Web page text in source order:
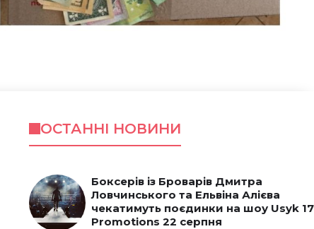
ОСТАННІ НОВИНИ
Боксерів із Броварів Дмитра
Ловчинського та Ельвіна Алієва
чекатимуть поєдинки на шоу Usyk 17
Promotions 22 серпня